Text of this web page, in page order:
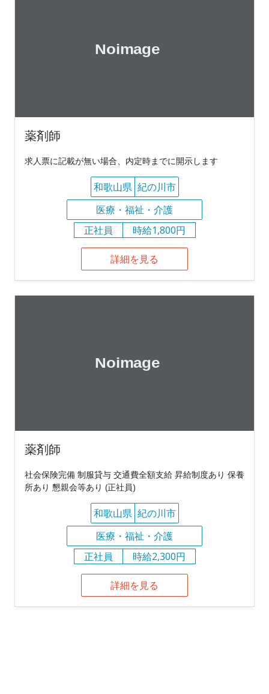
薬剤師
求人票に記載が無い場合、内定時までに開示します
和歌山県 紀の川市
医療・福祉・介護
正社員
時給1,800円
詳細を見る
薬剤師
社会保険完備 制服貸与 交通費全額支給 昇給制度あり 保養
所あり 懇親会等あり (正社員)
和歌山県 紀の川市
医療・福祉・介護
正社員
時給2,300円
詳細を見る